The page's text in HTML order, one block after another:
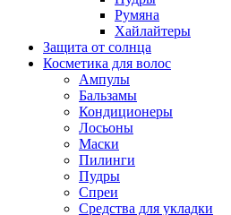
Румяна
Хайлайтеры
Защита от солнца
Косметика для волос
Ампулы
Бальзамы
Кондиционеры
Лосьоны
Маски
Пилинги
Пудры
Спреи
Средства для укладки